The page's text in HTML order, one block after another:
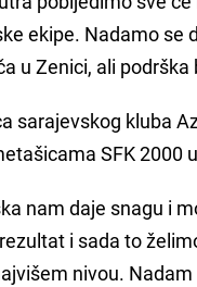
ekipe. Nadamo se
u Zenici, ali
sarajevskog kluba
SFK 2000
nam daje snagu i
i sada to
nivou.